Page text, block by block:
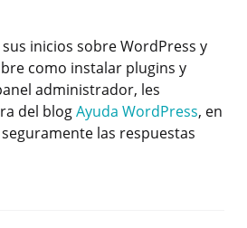
inicios sobre WordPress y
como instalar plugins y
administrador, les
del blogAyuda WordPress, en
las respuestas